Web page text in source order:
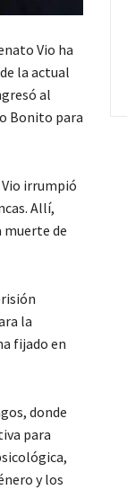
Vio ha
la actual
al
Bonito para
irrumpió
Allí,
muerte de
la
fijado en
donde
para
y los